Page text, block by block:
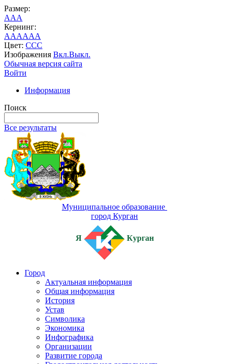
Размер:
AAA
Кернинг:
AAAAAA
Цвет: CCC
Изображения Вкл.Выкл.
Обычная версия сайта
Войти
Информация
Поиск
Все результаты
Муниципальное образование
город Курган
Я Курган
Город
Актуальная информация
Общая информация
История
Устав
Символика
Экономика
Инфографика
Организации
Развитие города